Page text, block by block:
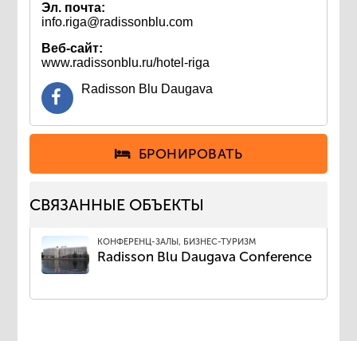
Эл. почта:
info.riga@radissonblu.com
Веб-сайт:
www.radissonblu.ru/hotel-riga
Radisson Blu Daugava
БРОНИРОВАТЬ
СВЯЗАННЫЕ ОБЪЕКТЫ
КОНФЕРЕНЦ-ЗАЛЫ, БИЗНЕС-ТУРИЗМ
Radisson Blu Daugava Conference